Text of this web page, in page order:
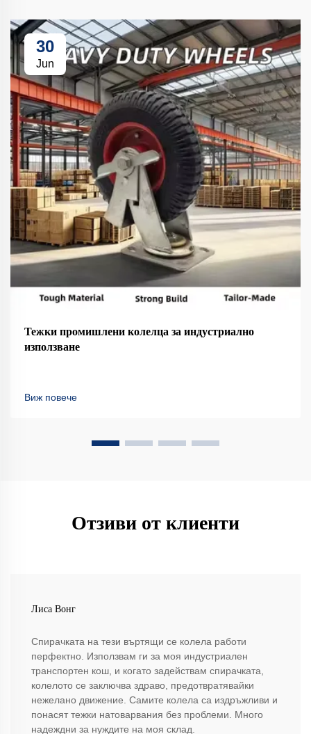
30
Jun
Тежки промишлени колелца за индустриално
използване
Виж повече
Отзиви от клиенти
Лиса Вонг
Спирачката на тези въртящи се колела работи
перфектно. Използвам ги за моя индустриален
транспортен кош, и когато задействам спирачката,
колелото се заключва здраво, предотвратявайки
нежелано движение. Самите колела са издръжливи и
понасят тежки натоварвания без проблеми. Много
надеждни за нуждите на моя склад.